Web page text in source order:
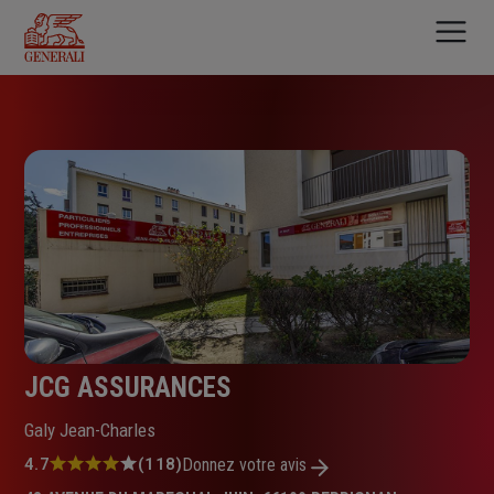
contenu
principal
JCG ASSURANCES
Galy Jean-Charles
Note
4.7 (118)Donnez votre avis